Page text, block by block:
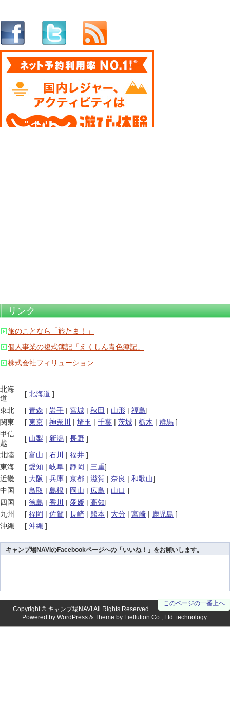
リンク
旅のことなら「旅たま！」
個人事業の複式簿記「えくしん青色簿記」
株式会社フィリューション
北海
道
[ 北海道 ]
東北
[ 青森 | 岩手 | 宮城 | 秋田 | 山形 | 福島]
関東
[ 東京 | 神奈川 | 埼玉 | 千葉 | 茨城 | 栃木 | 群馬 ]
甲信
越
[ 山梨 | 新潟 | 長野 ]
北陸
[ 富山 | 石川 | 福井 ]
東海
[ 愛知 | 岐阜 | 静岡 | 三重]
近畿
[ 大阪 | 兵庫 | 京都 | 滋賀 | 奈良 | 和歌山]
中国
[ 鳥取 | 島根 | 岡山 | 広島 | 山口 ]
四国
[ 徳島 | 香川 | 愛媛 | 高知]
九州
[ 福岡 | 佐賀 | 長崎 | 熊本 | 大分 | 宮崎 | 鹿児島 ]
沖縄
[ 沖縄 ]
キャンプ場NAVIのFacebookページへの「いいね！」をお願いします。
このページの一番上へ
Copyright © キャンプ場NAVI All Rights Reserved.
Powered by WordPress & Theme by Fiellution Co., Ltd. technology.